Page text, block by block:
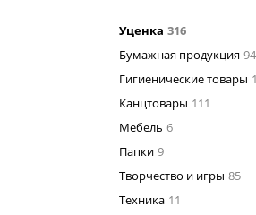
Уценка 316
Бумажная продукция 94
Гигиенические товары 1
Канцтовары 111
Мебель 6
Папки 9
Творчество и игры 85
Техника 11